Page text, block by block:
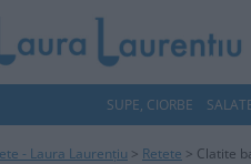
SUPE, CIORBE
- Laura Laurențiu > Retete > Clatite